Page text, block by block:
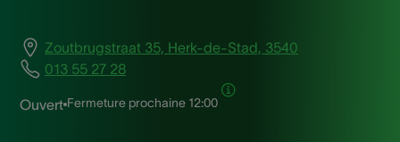
Zoutbrugstraat 35, Herk-de-Stad, 3540
013 55 27 28
Ouvert Fermeture prochaine 12:00